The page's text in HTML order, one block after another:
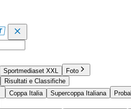
Sportmediaset XXL
Foto
Risultati e Classifiche
Coppa Italia Supercoppa Italiana